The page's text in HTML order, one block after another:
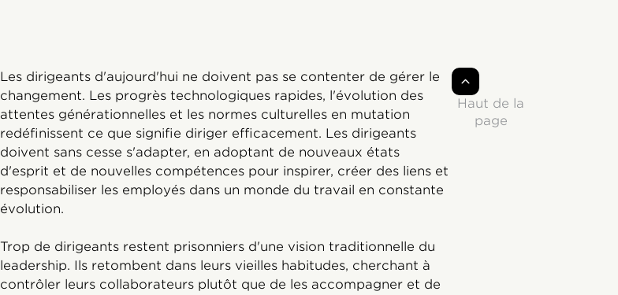
Les dirigeants d'aujourd'hui ne doivent pas se contenter de gérer le
changement. Les progrès technologiques rapides, l'évolution des
attentes générationnelles et les normes culturelles en mutation
redéfinissent ce que signifie diriger efficacement. Les dirigeants
doivent sans cesse s'adapter, en adoptant de nouveaux états
d'esprit et de nouvelles compétences pour inspirer, créer des liens et
responsabiliser les employés dans un monde du travail en constante
évolution.
Trop de dirigeants restent prisonniers d'une vision traditionnelle du
leadership. Ils retombent dans leurs vieilles habitudes, cherchant à
contrôler leurs collaborateurs plutôt que de les accompagner et de
Haut de la
page